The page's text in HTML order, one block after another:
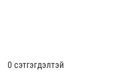
0 cэтгэгдэлтэй